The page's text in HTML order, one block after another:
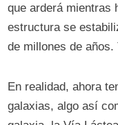
que arderá mientras
estructura se
de millones de años.
En realidad, ahora
galaxias, algo así